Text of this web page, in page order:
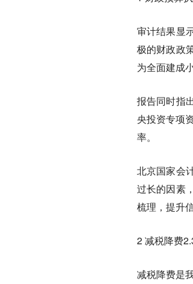
审计结果显
极的财政政
为全面建成
报告同时指
央投资专项
率。
北京国家会
过长的因素
梳理，提升
2 减税降费
减税降费是